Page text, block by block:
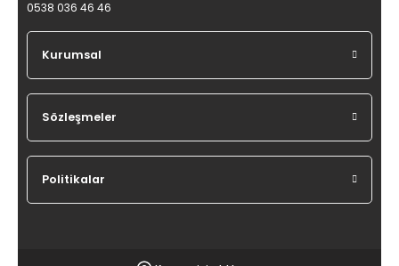
0538 036 46 46
Kurumsal
Sözleşmeler
Politikalar